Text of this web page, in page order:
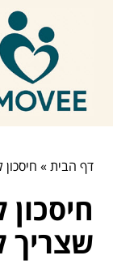
דף הבית»
שצריך